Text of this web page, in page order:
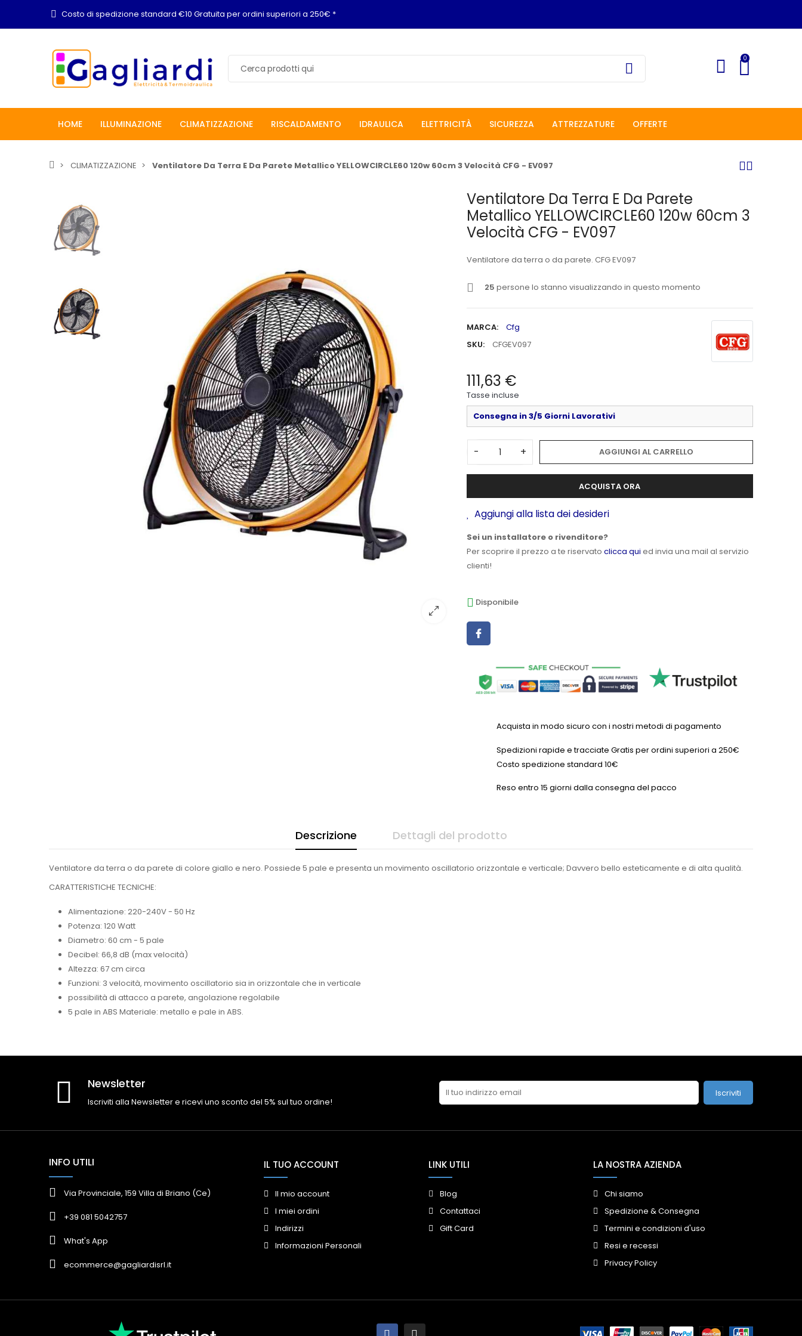
Costo di spedizione standard €10 Gratuita per ordini superiori a 250€ *
0
HOME ILLUMINAZIONE CLIMATIZZAZIONE RISCALDAMENTO IDRAULICA ELETTRICITÀ SICUREZZA ATTREZZATURE OFFERTE
CLIMATIZZAZIONE Ventilatore Da Terra E Da Parete Metallico YELLOWCIRCLE60 120w 60cm 3 Velocità CFG - EV097
Ventilatore Da Terra E Da Parete
Metallico YELLOWCIRCLE60 120w 60cm 3
Velocità CFG - EV097
Ventilatore da terra o da parete. CFG EV097
25 persone lo stanno visualizzando in questo momento
MARCA:
Cfg
SKU:
CFGEV097
111,63 €
Tasse incluse
Consegna in 3/5 Giorni Lavorativi
- + AGGIUNGI AL CARRELLO
ACQUISTA ORA
Aggiungi alla lista dei desideri
Sei un installatore o rivenditore?
Per scoprire il prezzo a te riservato clicca qui ed invia una mail al servizio
clienti!
Disponibile
Acquista in modo sicuro con i nostri metodi di pagamento
Spedizioni rapide e tracciate Gratis per ordini superiori a 250€
Costo spedizione standard 10€
Reso entro 15 giorni dalla consegna del pacco
Descrizione Dettagli del prodotto
Ventilatore da terra o da parete di colore giallo e nero. Possiede 5 pale e presenta un movimento oscillatorio orizzontale e verticale; Davvero bello esteticamente e di alta qualità.
CARATTERISTICHE TECNICHE:
Alimentazione: 220-240V - 50 Hz
Potenza: 120 Watt
Diametro: 60 cm - 5 pale
Decibel: 66,8 dB (max velocità)
Altezza: 67 cm circa
Funzioni: 3 velocità, movimento oscillatorio sia in orizzontale che in verticale
possibilità di attacco a parete, angolazione regolabile
5 pale in ABS Materiale: metallo e pale in ABS.
Newsletter
Iscriviti alla Newsletter e ricevi uno sconto del 5% sul tuo ordine!
Iscriviti
INFO UTILI
Via Provinciale, 159 Villa di Briano (Ce)
+39 081 5042757
What's App
ecommerce@gagliardisrl.it
IL TUO ACCOUNT
Il mio account
I miei ordini
Indirizzi
Informazioni Personali
LINK UTILI
Blog
Contattaci
Gift Card
LA NOSTRA AZIENDA
Chi siamo
Spedizione & Consegna
Termini e condizioni d'uso
Resi e recessi
Privacy Policy